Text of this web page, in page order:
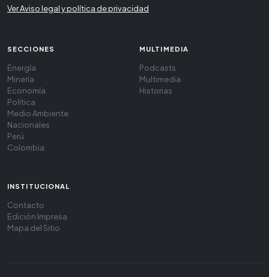
Ver Aviso legal y política de privacidad
SECCIONES
Energía
Minería
Economía
Política
Medio Ambiente
Nacionales
Perú
Colombia
MULTIMEDIA
Podcasts
Multimedia
Historias
INSTITUCIONAL
Contacto
Edición Impresa
Mapa del Sitio